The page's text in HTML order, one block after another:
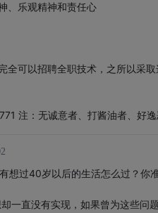
、乐观精神和责任心
全可以招聘全职技术，之所以采
注：无诚意者、打酱油者、好
想过40岁以后的生活怎么过？你
一直没有实现，如果曾为这些问